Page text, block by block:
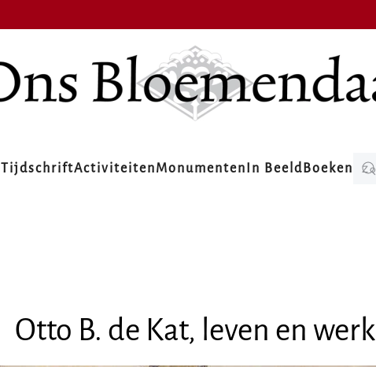
TijdschriftActiviteitenMonumenten In Beeld Boeken
Otto B. de Kat, leven en werk